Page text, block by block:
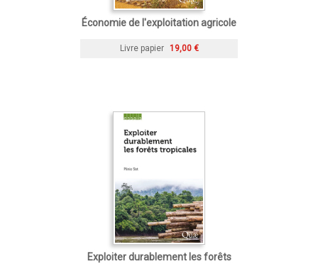
Économie de l'exploitation agricole
Livre papier 19,00 €
Exploiter durablement les forêts